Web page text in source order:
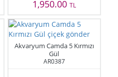
1,950.00 TL
Akvaryum Camda 5 Kırmızı
Gül
AR0387